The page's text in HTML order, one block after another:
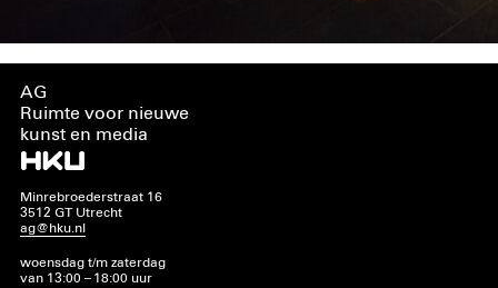
AG
Ruimte voor nieuwe
kunst en media
Minrebroederstraat 16
3512 GT Utrecht
ag@hku.nl
woensdag t/m zaterdag
van 13:00 – 18:00 uur